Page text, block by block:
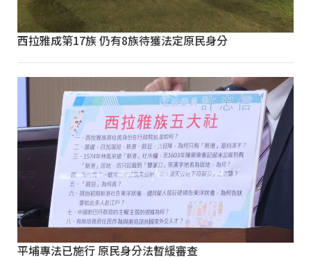
西拉雅成第17族 仍有8族待獲法定原民身分
平埔專法已施行 原民身分法暫緩審查